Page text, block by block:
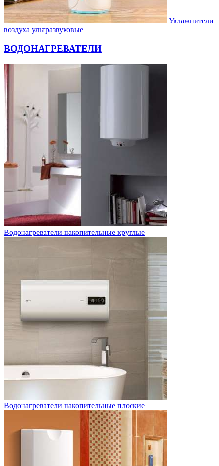
Увлажнители
воздуха ультразвуковые
ВОДОНАГРЕВАТЕЛИ
Водонагреватели накопительные круглые
Водонагреватели накопительные плоские